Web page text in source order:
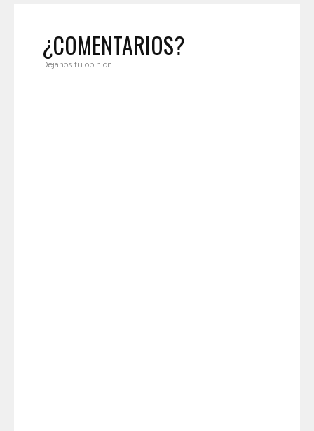
¿COMENTARIOS?
Déjanos tu opinión.